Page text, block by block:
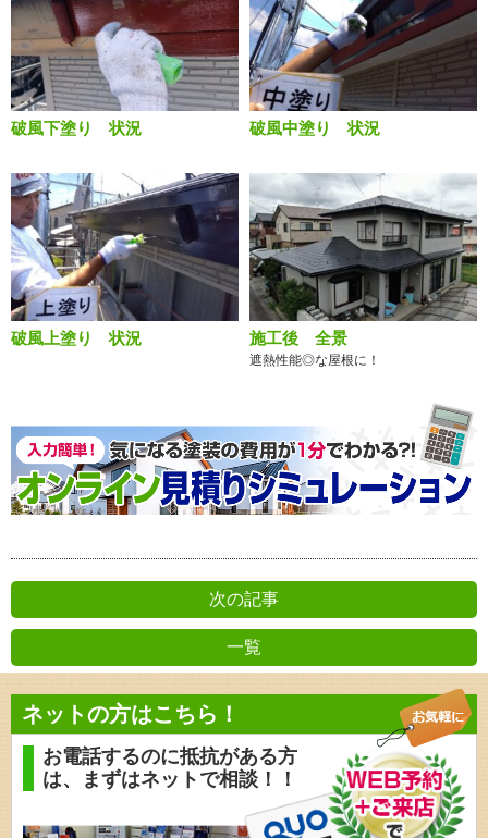
破風下塗り 状況 破風中塗り 状況
破風上塗り 状況 施工後 全景
遮熱性能◎な屋根に！
次の記事
一覧
前の記事
ネットの方はこちら！
お電話するのに抵抗がある方
は、
まずはネットで相談！！